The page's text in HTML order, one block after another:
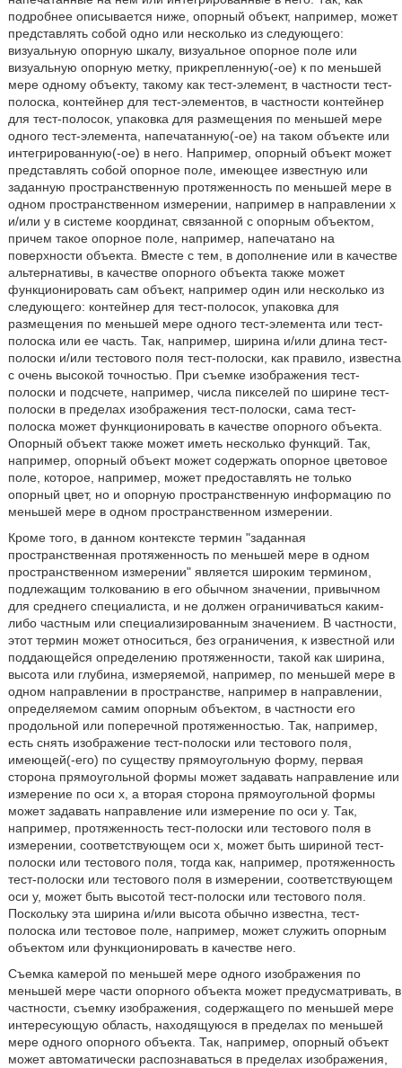
подробнее описывается ниже, опорный объект, например, может
представлять собой одно или несколько из следующего:
визуальную опорную шкалу, визуальное опорное поле или
визуальную опорную метку, прикрепленную(-ое) к по меньшей
мере одному объекту, такому как тест-элемент, в частности тест-
полоска, контейнер для тест-элементов, в частности контейнер
для тест-полосок, упаковка для размещения по меньшей мере
одного тест-элемента, напечатанную(-ое) на таком объекте или
интегрированную(-ое) в него. Например, опорный объект может
представлять собой опорное поле, имеющее известную или
заданную пространственную протяженность по меньшей мере в
одном пространственном измерении, например в направлении х
и/или у в системе координат, связанной с опорным объектом,
причем такое опорное поле, например, напечатано на
поверхности объекта. Вместе с тем, в дополнение или в качестве
альтернативы, в качестве опорного объекта также может
функционировать сам объект, например один или несколько из
следующего: контейнер для тест-полосок, упаковка для
размещения по меньшей мере одного тест-элемента или тест-
полоска или ее часть. Так, например, ширина и/или длина тест-
полоски и/или тестового поля тест-полоски, как правило, известна
с очень высокой точностью. При съемке изображения тест-
полоски и подсчете, например, числа пикселей по ширине тест-
полоски в пределах изображения тест-полоски, сама тест-
полоска может функционировать в качестве опорного объекта.
Опорный объект также может иметь несколько функций. Так,
например, опорный объект может содержать опорное цветовое
поле, которое, например, может предоставлять не только
опорный цвет, но и опорную пространственную информацию по
меньшей мере в одном пространственном измерении.
Кроме того, в данном контексте термин "заданная
пространственная протяженность по меньшей мере в одном
пространственном измерении" является широким термином,
подлежащим толкованию в его обычном значении, привычном
для среднего специалиста, и не должен ограничиваться каким-
либо частным или специализированным значением. В частности,
этот термин может относиться, без ограничения, к известной или
поддающейся определению протяженности, такой как ширина,
высота или глубина, измеряемой, например, по меньшей мере в
одном направлении в пространстве, например в направлении,
определяемом самим опорным объектом, в частности его
продольной или поперечной протяженностью. Так, например,
есть снять изображение тест-полоски или тестового поля,
имеющей(-его) по существу прямоугольную форму, первая
сторона прямоугольной формы может задавать направление или
измерение по оси х, а вторая сторона прямоугольной формы
может задавать направление или измерение по оси у. Так,
например, протяженность тест-полоски или тестового поля в
измерении, соответствующем оси х, может быть шириной тест-
полоски или тестового поля, тогда как, например, протяженность
тест-полоски или тестового поля в измерении, соответствующем
оси у, может быть высотой тест-полоски или тестового поля.
Поскольку эта ширина и/или высота обычно известна, тест-
полоска или тестовое поле, например, может служить опорным
объектом или функционировать в качестве него.
Съемка камерой по меньшей мере одного изображения по
меньшей мере части опорного объекта может предусматривать, в
частности, съемку изображения, содержащего по меньшей мере
интересующую область, находящуюся в пределах по меньшей
мере одного опорного объекта. Так, например, опорный объект
может автоматически распознаваться в пределах изображения,